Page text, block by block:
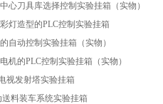
心刀具库选择控制实验挂箱（实物）
灯造型的PLC控制实验挂箱
自动控制实验挂箱（实物）
机的PLC控制实验挂箱（实物）
视发射塔实验挂箱
送料装车系统实验挂箱